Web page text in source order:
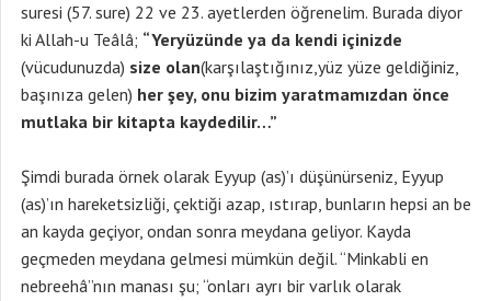
suresi (57. sure) 22 ve 23. ayetlerden öğrenelim. Burada diyor
ki Allah-u Teâlâ; “Yeryüzünde ya da kendi içinizde
(vücudunuzda) size olan(karşılaştığınız,yüz yüze geldiğiniz,
başınıza gelen) her şey, onu bizim yaratmamızdan önce
mutlaka bir kitapta kaydedilir…”
Şimdi burada örnek olarak Eyyup (as)’ı düşünürseniz, Eyyup
(as)’ın hareketsizliği, çektiği azap, ıstırap, bunların hepsi an be
an kayda geçiyor, ondan sonra meydana geliyor. Kayda
geçmeden meydana gelmesi mümkün değil. “Minkabli en
nebreehâ”nın manası şu; “onları ayrı bir varlık olarak